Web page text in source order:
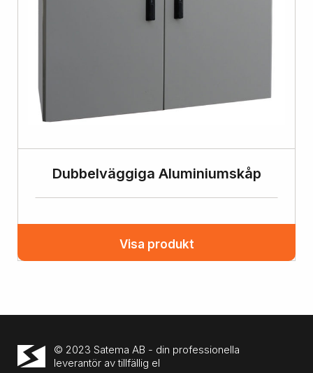
Dubbelväggiga Aluminiumskåp
Visa produkt
© 2023 Satema AB - din professionella
leverantör av tillfällig el